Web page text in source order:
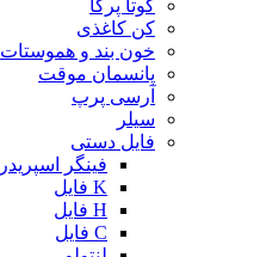
گوتا پرکا
کن کاغذی
خون بند و هموستات
پانسمان موقت
آرسی پرپ
سیلر
فایل دستی
فینگر اسپریدر
K فایل
H فایل
C فایل